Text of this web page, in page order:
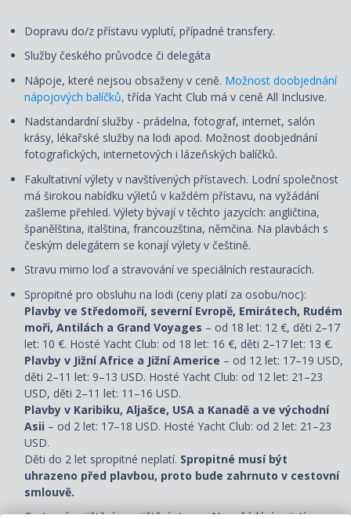
Dopravu do/z přístavu vyplutí, případné transfery.
Služby českého průvodce či delegáta
Nápoje, které nejsou obsaženy v ceně. Možnost doobjednání
nápojových balíčků, třída Yacht Club má v ceně All Inclusive.
Nadstandardní služby - prádelna, fotograf, internet, salón
krásy, lékařské služby na lodi apod. Možnost doobjednání
fotografických, internetových i lázeňských balíčků.
Fakultativní výlety v navštívených přístavech. Lodní společnost
má širokou nabídku výletů v každém přístavu, na vyžádání
zašleme přehled. Výlety bývají v těchto jazycích: angličtina,
španělština, italština, francouzština, němčina. Na plavbách s
českým delegátem se konají výlety v češtině.
Stravu mimo loď a stravování ve speciálních restauracích.
Spropitné pro obsluhu na lodi (ceny platí za osobu/noc):
Plavby ve Středomoří, severní Evropě, Emirátech, Rudém
moři, Antilách a Grand Voyages – od 18 let: 12 €, děti 2–17
let: 10 €. Hosté Yacht Club: od 18 let: 16 €, děti 2–17 let: 13 €.
Plavby v Jižní Africe a Jižní Americe – od 12 let: 17–19 USD,
děti 2–11 let: 9–13 USD. Hosté Yacht Club: od 12 let: 21–23
USD, děti 2–11 let: 11–16 USD.
Plavby v Karibiku, Aljašce, USA a Kanadě a ve východní
Asii – od 2 let: 17–18 USD. Hosté Yacht Club: od 2 let: 21–23
USD.
Děti do 2 let spropitné neplatí. Spropitné musí být
uhrazeno před plavbou, proto bude zahrnuto v cestovní
smlouvě.